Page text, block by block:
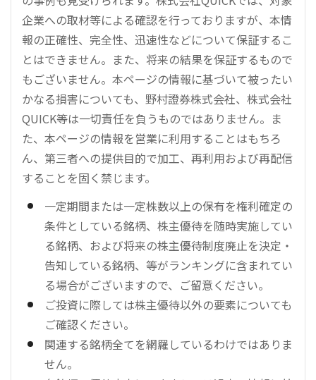
企業への取材等による確認を行っておりますが、本情
報の正確性、完全性、迅速性などについて保証するこ
とはできません。また、将来の結果を保証するもので
もございません。本ページの情報に基づいて被ったい
かなる損害についても、野村證券株式会社、株式会社
QUICK等は一切責任を負うものではありません。ま
た、本ページの情報を営業に利用することはもちろ
ん、第三者への提供目的で加工、再利用および再配信
することを固く禁じます。
一定期間または一定株数以上の保有を権利確定の
条件としている銘柄、株主優待を随時実施してい
る銘柄、および将来の株主優待制度廃止を決定・
告知している銘柄、等がランキングに含まれてい
る場合がございますので、ご留意ください。
ご投資に際しては株主優待以外の要素についても
ご確認ください。
関連する銘柄全てを網羅しているわけではありま
せん。